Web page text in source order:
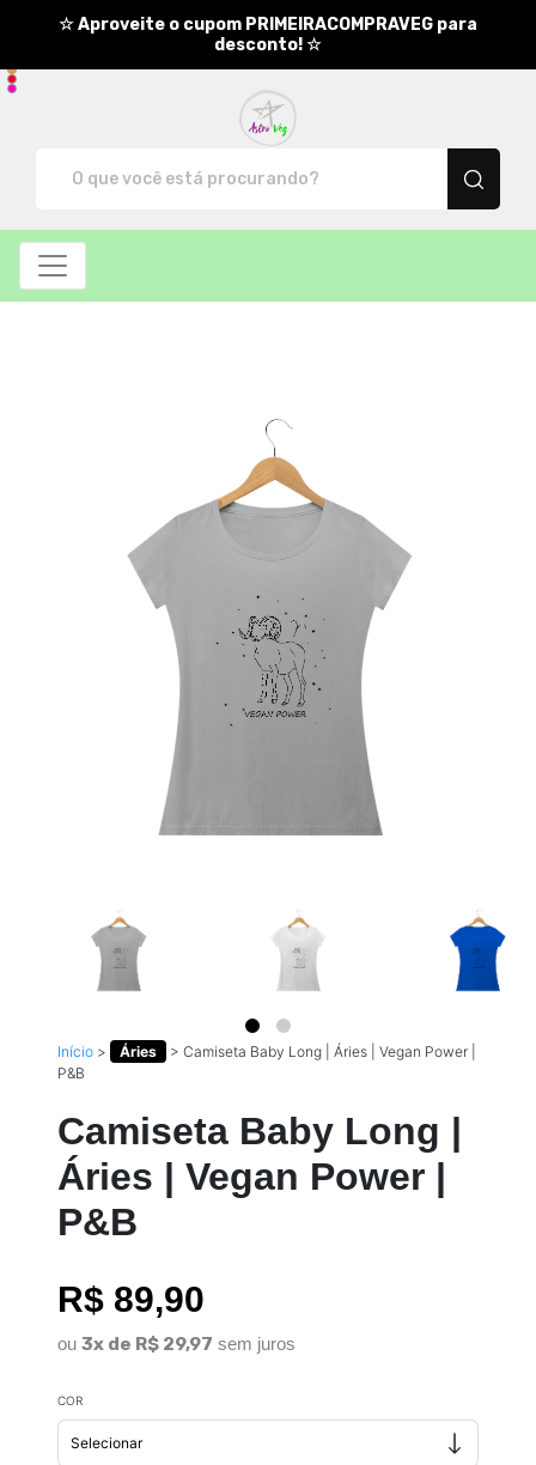
☆ Aproveite o cupom PRIMEIRACOMPRAVEG para
desconto! ☆
Início > Áries > Camiseta Baby Long | Áries | Vegan Power |
P&B
Camiseta Baby Long |
Áries | Vegan Power |
P&B
R$ 89,90
ou 3x de R$ 29,97 sem juros
COR